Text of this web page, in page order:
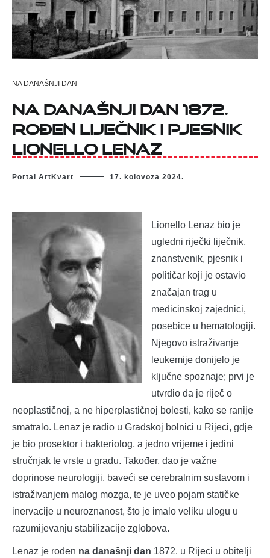
NA DANAŠNJI DAN
Na današnji dan 1872.
rođen liječnik i pjesnik
Lionello Lenaz
Portal ArtKvart 17. kolovoza 2024.
Lionello Lenaz bio je
ugledni riječki liječnik,
znanstvenik, pjesnik i
političar koji je ostavio
značajan trag u
medicinskoj zajednici,
posebice u hematologiji.
Njegovo istraživanje
leukemije donijelo je
ključne spoznaje; prvi je
utvrdio da je riječ o
neoplastičnoj, a ne hiperplastičnoj bolesti, kako se ranije
smatralo. Lenaz je radio u Gradskoj bolnici u Rijeci, gdje
je bio prosektor i bakteriolog, a jedno vrijeme i jedini
stručnjak te vrste u gradu. Također, dao je važne
doprinose neurologiji, baveći se cerebralnim sustavom i
istraživanjem malog mozga, te je uveo pojam statičke
inervacije u neuroznanost, što je imalo veliku ulogu u
razumijevanju stabilizacije zglobova.
Lenaz je rođen na današnji dan 1872. u Rijeci u obitelji